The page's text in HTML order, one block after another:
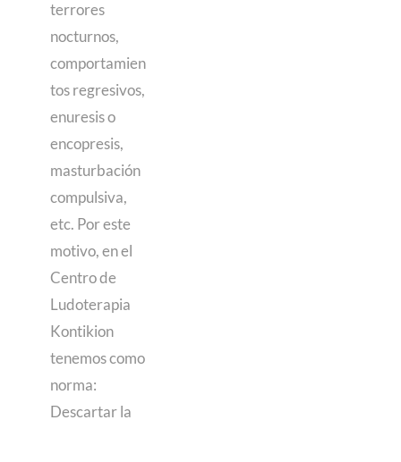
terrores
nocturnos,
comportamien
tos regresivos,
enuresis o
encopresis,
masturbación
compulsiva,
etc. Por este
motivo, en el
Centro de
Ludoterapia
Kontikion
tenemos como
norma:
Descartar la